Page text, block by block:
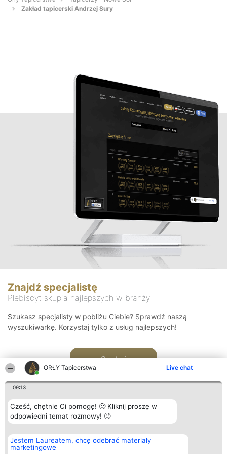
ORŁY Tapicerstwa Live chat
09:13
Cześć, chętnie Ci pomogę! 🙂 Kliknij proszę w
odpowiedni temat rozmowy! 🙂
Jestem Laureatem, chcę odebrać materiały
marketingowe
Zakład tapicerski Andrzej Sury
Znajdź specjalistę
Plebiscyt skupia najlepszych w branży
Szukasz specjalisty w pobliżu Ciebie? Sprawdź naszą
wyszukiwarkę. Korzystaj tylko z usług najlepszych!
Szukaj
Organizator plebiscytu
Bright Side Solutions sp. z o.
o. sp. k.
Plebiscyt
Laureaci
Kontakt
Kontakt